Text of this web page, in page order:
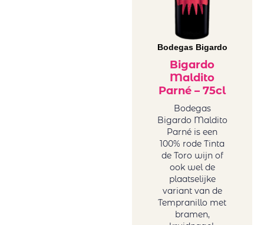
Bodegas Bigardo
Bigardo
Maldito
Parné – 75cl
Bodegas
Bigardo Maldito
Parné is een
100% rode Tinta
de Toro wijn of
ook wel de
plaatselijke
variant van de
Tempranillo met
bramen,